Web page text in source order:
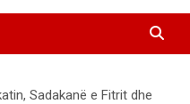
Zyrtare
Sadakanë e Fitrit dhe